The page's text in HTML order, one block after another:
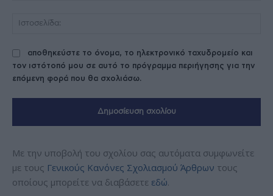
αποθηκεύστε το όνομα, το ηλεκτρονικό ταχυδρομείο και
τον ιστότοπό μου σε αυτό το πρόγραμμα περιήγησης για την
επόμενη φορά που θα σχολιάσω.
Με την υποβολή του σχολίου σας αυτόματα συμφωνείτε
με τους Γενικούς Κανόνες Σχολιασμού Άρθρων τους
οποίους μπορείτε να διαβάσετε εδώ.